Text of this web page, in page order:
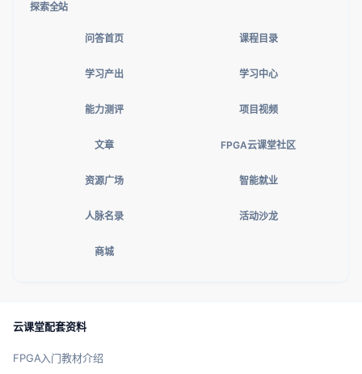
探索全站
问答首页 课程目录
学习产出 学习中心
能力测评 项目视频
文章 FPGA云课堂社区
资源广场 智能就业
人脉名录 活动沙龙
商城
云课堂配套资料
FPGA入门教材介绍